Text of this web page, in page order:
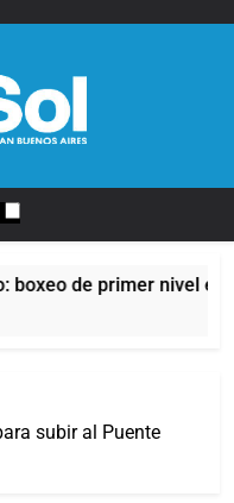
de primer nivel en
subir al Puente